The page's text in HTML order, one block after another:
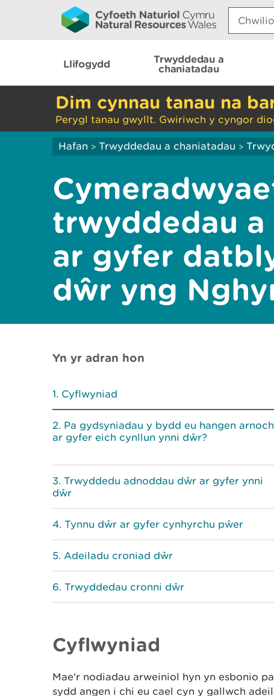
Search:
Llifogydd
Trwyddedau a
chaniatadau
Dim cynnau tanau na
Perygl tanau gwyllt. Gwiriwch y cyngor
Hafan > Trwyddedau a chaniatadau >
trwyddedau a
ar gyfer
dŵr yng
Yn yr adran hon
Cyflwyniad
Pa gydsyniadau y bydd eu hangen arnoch
ar gyfer eich cynllun ynni dŵr?
Trwyddedu adnoddau dŵr ar gyfer ynni
dŵr
Tynnu dŵr ar gyfer cynhyrchu pŵer
Adeiladu croniad dŵr
Trwyddedau cronni dŵr
Cyflwyniad
Mae'r nodiadau arweiniol hyn yn esbonio
sydd angen i chi eu cael cyn y gallwch